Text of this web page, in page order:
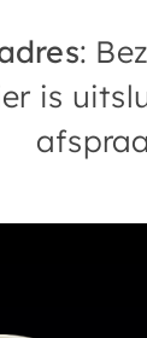
:
is